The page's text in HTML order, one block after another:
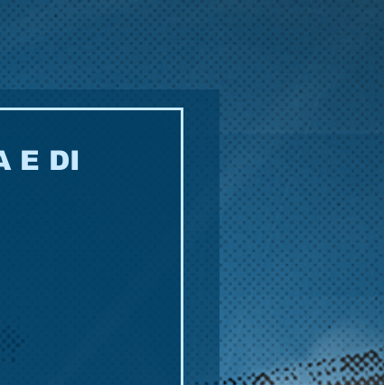
E DI